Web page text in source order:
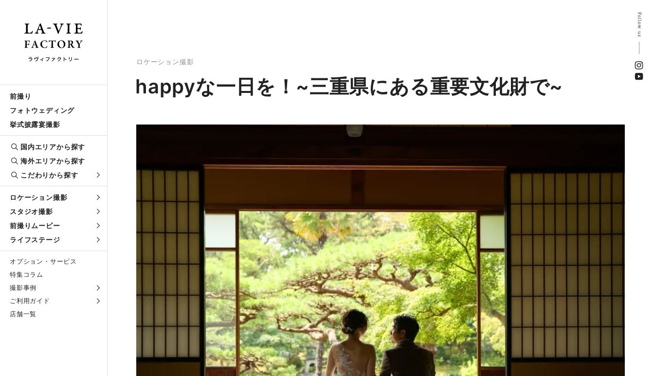
前撮り
フォトウェディング
挙式披露宴撮影
国内エリアから探す
海外エリアから探す
こだわりから探す
ロケーション撮影
スタジオ撮影
前撮りムービー
ライフステージ
オプション・サービス
特集コラム
撮影事例
ご利用ガイド
店舗一覧
ロケーション撮影
happyな一日を！~三重県にある重要文化財で~
Follow us